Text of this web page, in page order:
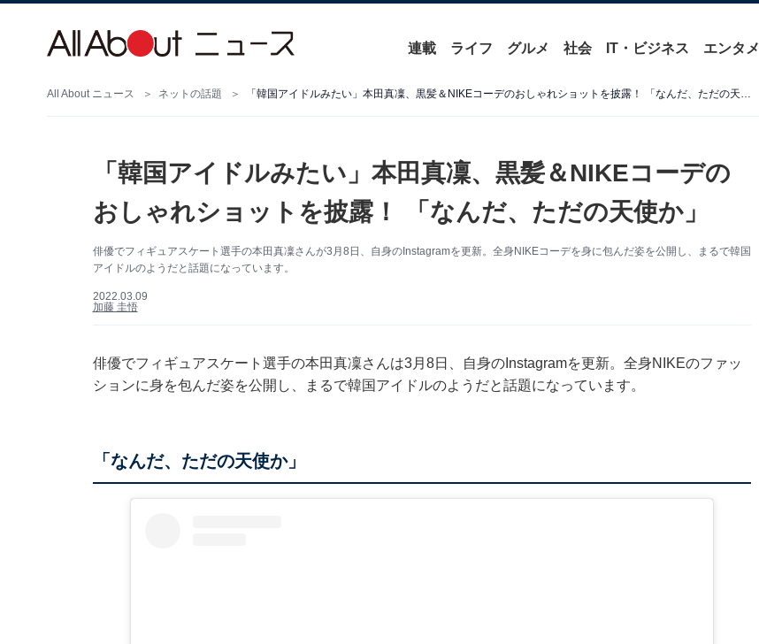
連載 ライフ グルメ 社会 IT・ビジネス エンタメ
All About ニュース ネットの話題 「韓国アイドルみたい」本田真凜、黒髪＆NIKEコーデのおしゃれショットを披露！ 「なんだ、ただの天使か」
「韓国アイドルみたい」本田真凜、黒髪＆NIKEコーデの
おしゃれショットを披露！ 「なんだ、ただの天使か」
俳優でフィギュアスケート選手の本田真凜さんが3月8日、自身のInstagramを更新。全身NIKEコーデを身に包んだ姿を公開し、まるで韓国
アイドルのようだと話題になっています。
2022.03.09
加藤 圭悟
俳優でフィギュアスケート選手の本田真凜さんは3月8日、自身のInstagramを更新。全身NIKEのファッ
ションに身を包んだ姿を公開し、まるで韓国アイドルのようだと話題になっています。
「なんだ、ただの天使か」